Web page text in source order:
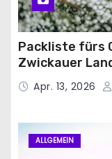
Packliste fürs
Zwickauer
Apr. 13, 2026
ALLGEMEIN